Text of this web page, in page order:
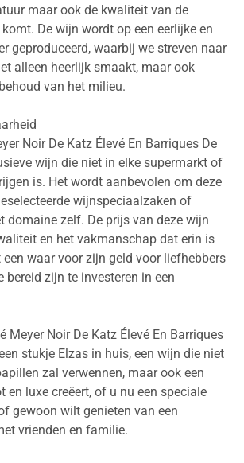
maar ook de kwaliteit van de
De wijn wordt op een eerlijke en
geproduceerd, waarbij we streven naar
alleen heerlijk smaakt, maar ook
van het milieu.
Noir De Katz Élevé En Barriques De
wijn die niet in elke supermarkt of
is. Het wordt aanbevolen om deze
wijnspeciaalzaken of
domaine zelf. De prijs van deze wijn
en het vakmanschap dat erin is
een waar voor zijn geld voor liefhebbers
bereid zijn te investeren in een
Meyer Noir De Katz Élevé En Barriques
stukje Elzas in huis, een wijn die niet
zal verwennen, maar ook een
en luxe creëert, of u nu een speciale
gewoon wilt genieten van een
vrienden en familie.